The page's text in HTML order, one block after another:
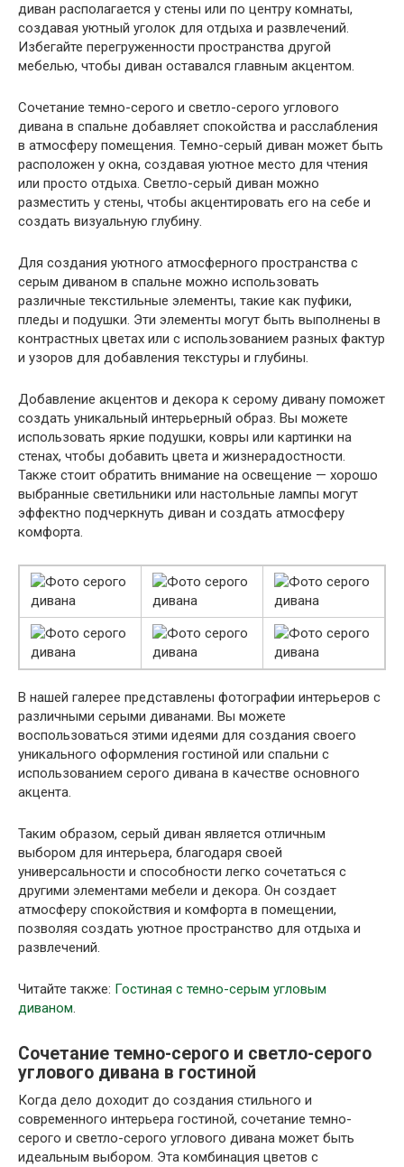
диван располагается у стены или по центру комнаты,
создавая уютный уголок для отдыха и развлечений.
Избегайте перегруженности пространства другой
мебелью, чтобы диван оставался главным акцентом.
Сочетание темно-серого и светло-серого углового
дивана в спальне добавляет спокойства и расслабления
в атмосферу помещения. Темно-серый диван может быть
расположен у окна, создавая уютное место для чтения
или просто отдыха. Светло-серый диван можно
разместить у стены, чтобы акцентировать его на себе и
создать визуальную глубину.
Для создания уютного атмосферного пространства с
серым диваном в спальне можно использовать
различные текстильные элементы, такие как пуфики,
пледы и подушки. Эти элементы могут быть выполнены в
контрастных цветах или с использованием разных фактур
и узоров для добавления текстуры и глубины.
Добавление акцентов и декора к серому дивану поможет
создать уникальный интерьерный образ. Вы можете
использовать яркие подушки, ковры или картинки на
стенах, чтобы добавить цвета и жизнерадостности.
Также стоит обратить внимание на освещение — хорошо
выбранные светильники или настольные лампы могут
эффектно подчеркнуть диван и создать атмосферу
комфорта.
В нашей галерее представлены фотографии интерьеров с
различными серыми диванами. Вы можете
воспользоваться этими идеями для создания своего
уникального оформления гостиной или спальни с
использованием серого дивана в качестве основного
акцента.
Таким образом, серый диван является отличным
выбором для интерьера, благодаря своей
универсальности и способности легко сочетаться с
другими элементами мебели и декора. Он создает
атмосферу спокойствия и комфорта в помещении,
позволяя создать уютное пространство для отдыха и
развлечений.
Читайте также: Гостиная с темно-серым угловым
диваном.
Сочетание темно-серого и светло-серого
углового дивана в гостиной
Когда дело доходит до создания стильного и
современного интерьера гостиной, сочетание темно-
серого и светло-серого углового дивана может быть
идеальным выбором. Эта комбинация цветов с